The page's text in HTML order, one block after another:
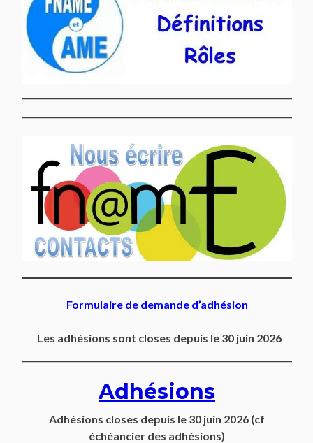
Formulaire de demande d’adhésion
Les adhésions sont closes depuis le 30 juin 2026
Adhésions
Adhésions closes depuis le 30 juin 2026 (cf
échéancier des adhésions)